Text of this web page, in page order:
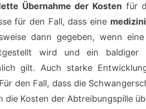
Übernahme der Kosten für
für den Fall, dass eine
dann gegeben, wenn
wird und ein
gilt. Auch starke
den Fall, dass die
die Kosten der Abtreibungspille